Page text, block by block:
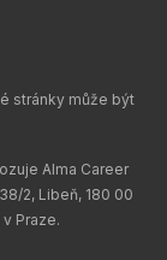
stránky může být
Alma Career
2, Libeň, 180 00
Praze.